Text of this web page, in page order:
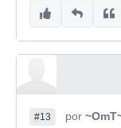
#13 por